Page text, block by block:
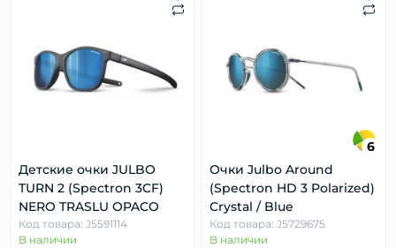
Детские очки JULBO
TURN 2 (Spectron 3CF)
NERO TRASLU OPACO
Код товара: J5591114
В наличии
6
Очки Julbo Around
(Spectron HD 3 Polarized)
Crystal / Blue
Код товара: J5729675
В наличии